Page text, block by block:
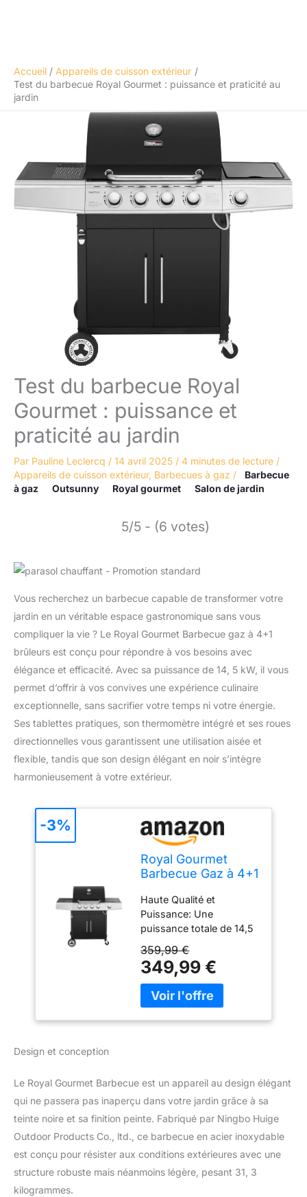
Accueil
Appareils de cuisson extérieur
Test du barbecue Royal Gourmet : puissance et praticité au
jardin
Test du barbecue Royal
Gourmet : puissance et
praticité au jardin
Par Pauline Leclercq / 14 avril 2025 / 4 minutes de lecture /
Appareils de cuisson extérieur, Barbecues à gaz /
Barbecue
à gaz
Outsunny Royal gourmet Salon de jardin
5/5 - (6 votes)
Vous recherchez un barbecue capable de transformer votre
jardin en un véritable espace gastronomique sans vous
compliquer la vie ? Le Royal Gourmet Barbecue gaz à 4+1
brûleurs est conçu pour répondre à vos besoins avec
élégance et efficacité. Avec sa puissance de 14, 5 kW, il vous
permet d’offrir à vos convives une expérience culinaire
exceptionnelle, sans sacrifier votre temps ni votre énergie.
Ses tablettes pratiques, son thermomètre intégré et ses roues
directionnelles vous garantissent une utilisation aisée et
flexible, tandis que son design élégant en noir s’intègre
harmonieusement à votre extérieur.
Royal Gourmet
Barbecue Gaz à 4+1
Inoxydable, Gril à
Gaz de Puissance
14,5kW avec
Tablettes et
Thermomètre, 2
Roues
Directionnelles, 2
Portes, Adapté pour
Jardin et
Haute Qualité et
Puissance: Une
puissance totale de 14,5
indépendamment par 4
brûleurs en acier
inoxydable de 3,0 kW
avec un brûleur latéral
émaillées, plus une grille
chauffante en acier
inoxydable de 57 x 12
cm. Barbecue à plusieurs
aux besoins d'une
variété d'ingrédients et
359,99 €
349,99 €
-3%
Design et conception
Le Royal Gourmet Barbecue est un appareil au design élégant
qui ne passera pas inaperçu dans votre jardin grâce à sa
teinte noire et sa finition peinte. Fabriqué par Ningbo Huige
Outdoor Products Co., ltd., ce barbecue en acier inoxydable
est conçu pour résister aux conditions extérieures avec une
structure robuste mais néanmoins légère, pesant 31, 3
kilogrammes.